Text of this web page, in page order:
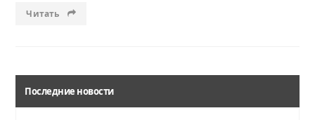
Читать
Последние новости